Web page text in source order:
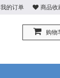
我的订单 商品收
购物